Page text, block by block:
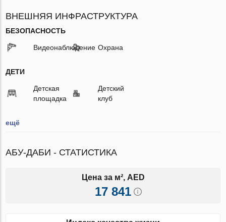
ВНЕШНЯЯ ИНФРАСТРУКТУРА
БЕЗОПАСНОСТЬ
Видеонаблюдение Охрана
ДЕТИ
Детская
площадка
Детский
клуб
ещё
АБУ-ДАБИ - СТАТИСТИКА
Цена за м², AED
17 841